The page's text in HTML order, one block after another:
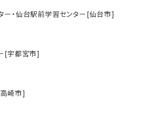
ー・仙台駅前学習センター[仙台市]
[宇都宮市]
崎市]